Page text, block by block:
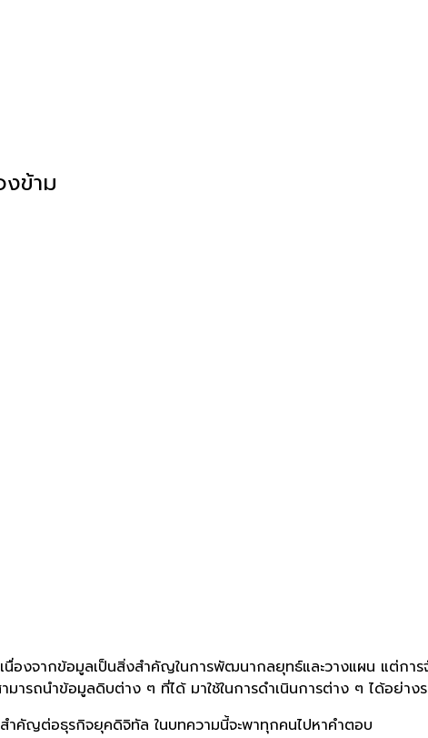
ข้าม
องจากข้อมูลเป็นสิ่งสำคัญในการพัฒนากลยุทธ์และวางแผน แต่กา
รถนำข้อมูลดิบต่าง ๆ ที่ได้ มาใช้ในการดำเนินการต่าง ๆ ได้อย่างร
ำคัญต่อธุรกิจยุคดิจิทัล ในบทความนี้จะพาทุกคนไปหาคำตอบ